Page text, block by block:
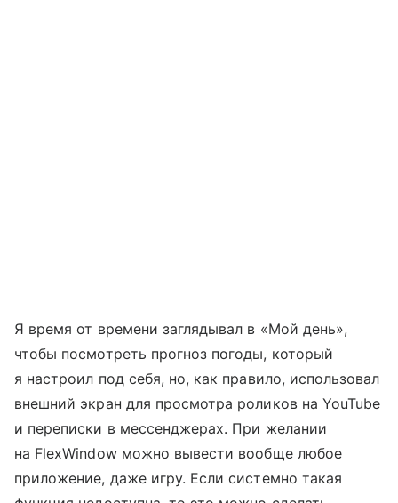
Я время от времени заглядывал в «Мой день»,
чтобы посмотреть прогноз погоды, который
я настроил под себя, но, как правило, использовал
внешний экран для просмотра роликов на YouTube
и переписки в мессенджерах. При желании
на FlexWindow можно вывести вообще любое
приложение, даже игру. Если системно такая